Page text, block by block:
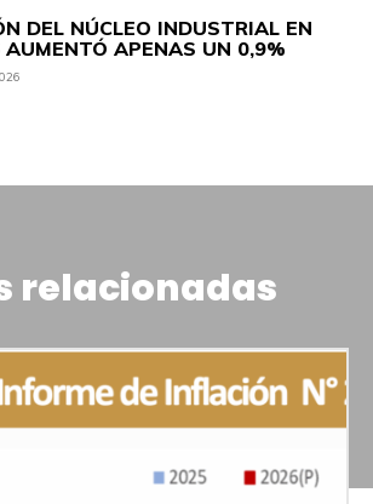
DEL NÚCLEO INDUSTRIAL EN
APENAS UN 0,9%
relacionadas